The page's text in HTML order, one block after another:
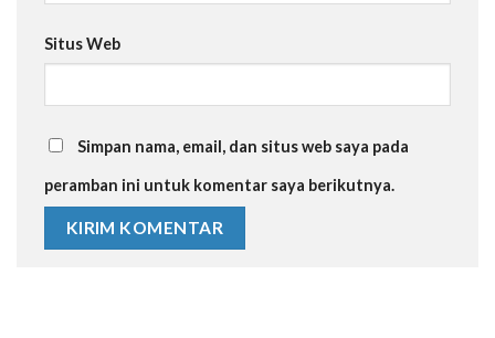
Situs Web
Simpan nama, email, dan situs web saya pada
peramban ini untuk komentar saya berikutnya.